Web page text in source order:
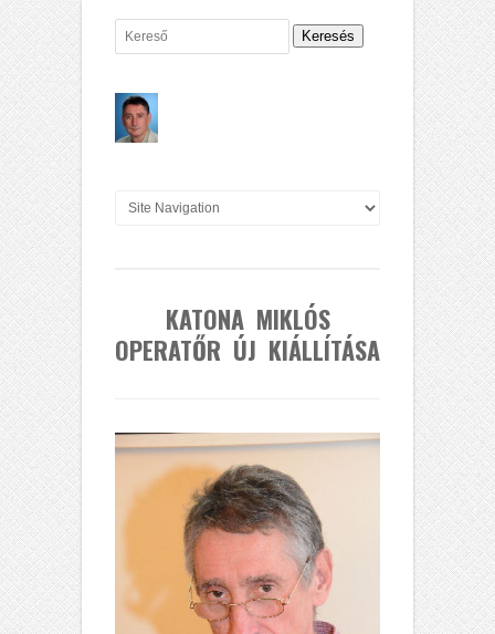
Keresés
KATONA MIKLÓS
OPERATŐR ÚJ KIÁLLÍTÁSA